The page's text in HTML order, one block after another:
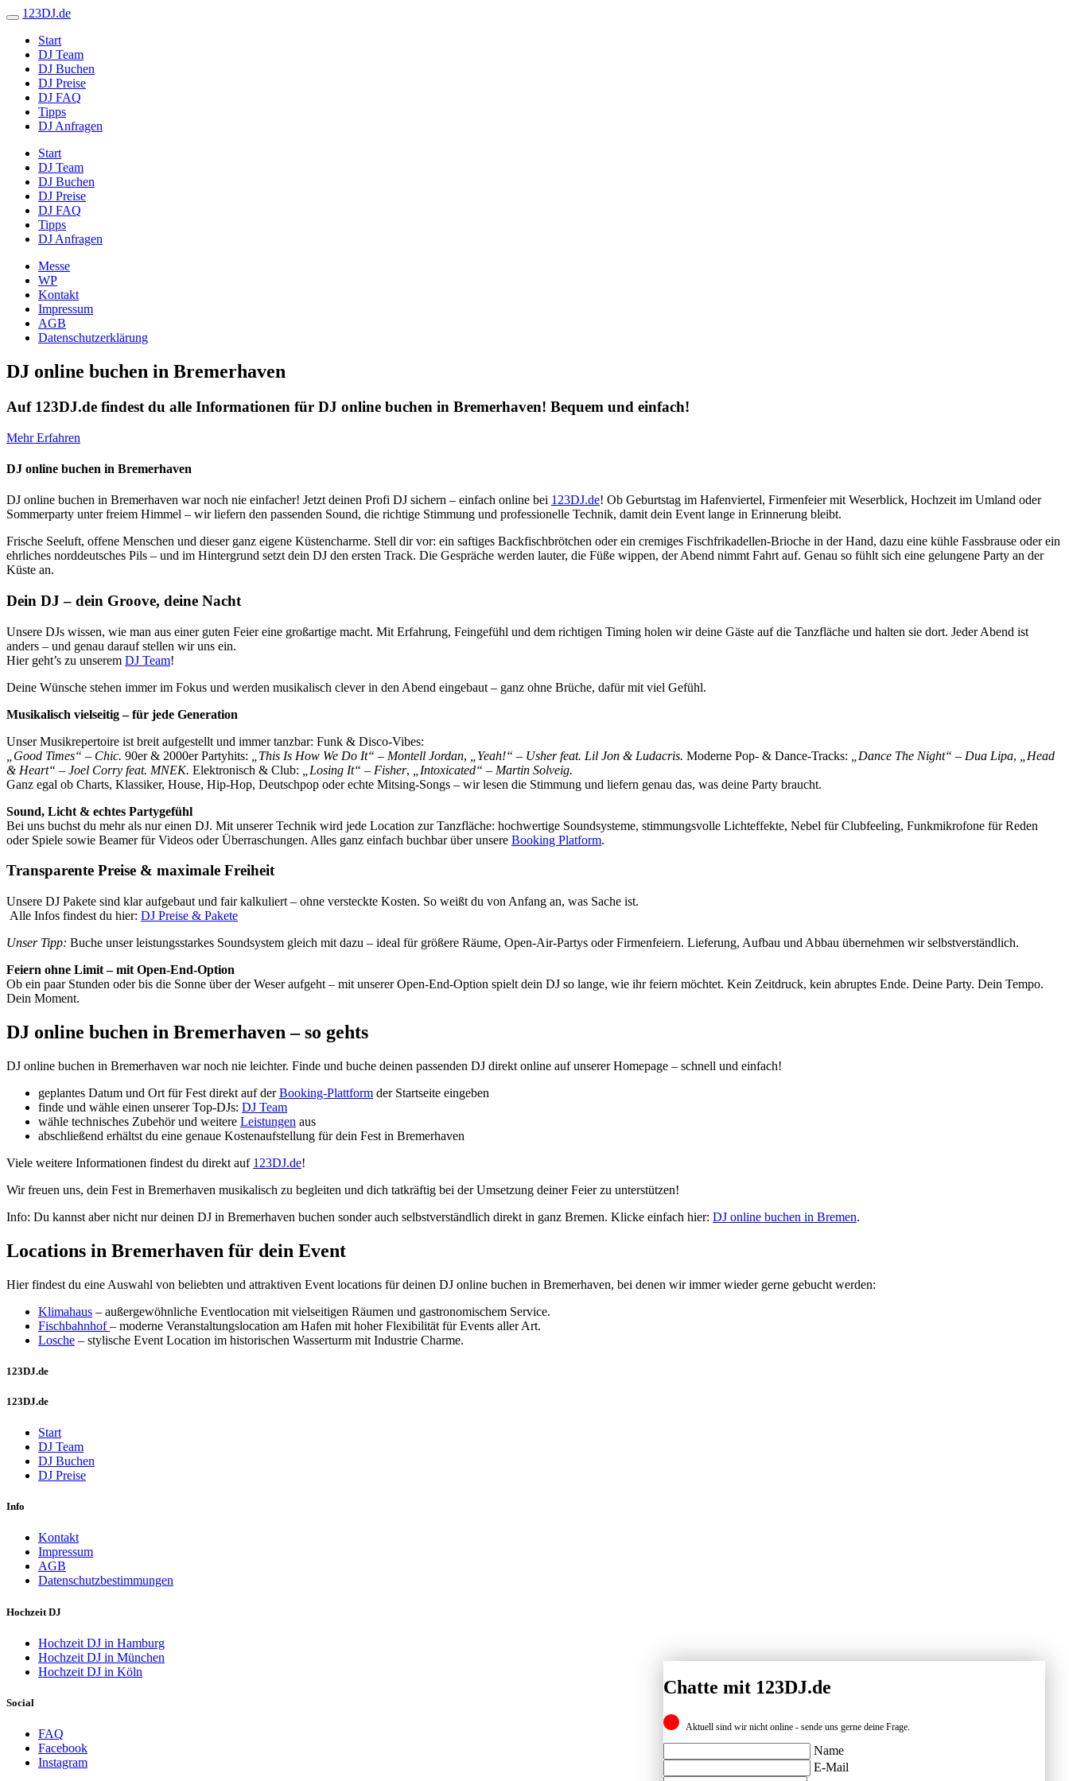
123DJ.de
Start
DJ Team
DJ Buchen
DJ Preise
DJ FAQ
Tipps
DJ Anfragen
Start
DJ Team
DJ Buchen
DJ Preise
DJ FAQ
Tipps
DJ Anfragen
Messe
WP
Kontakt
Impressum
AGB
Datenschutzerklärung
DJ online buchen in Bremerhaven
Auf 123DJ.de findest du alle Informationen für DJ online buchen in Bremerhaven! Bequem und einfach!
Mehr Erfahren
DJ online buchen in Bremerhaven
DJ online buchen in Bremerhaven war noch nie einfacher! Jetzt deinen Profi DJ sichern – einfach online bei 123DJ.de! Ob Geburtstag im Hafenviertel, Firmenfeier mit Weserblick, Hochzeit im Umland oder
Sommerparty unter freiem Himmel – wir liefern den passenden Sound, die richtige Stimmung und professionelle Technik, damit dein Event lange in Erinnerung bleibt.
Frische Seeluft, offene Menschen und dieser ganz eigene Küstencharme. Stell dir vor: ein saftiges Backfischbrötchen oder ein cremiges Fischfrikadellen-Brioche in der Hand, dazu eine kühle Fassbrause oder ein
ehrliches norddeutsches Pils – und im Hintergrund setzt dein DJ den ersten Track. Die Gespräche werden lauter, die Füße wippen, der Abend nimmt Fahrt auf. Genau so fühlt sich eine gelungene Party an der
Küste an.
Dein DJ – dein Groove, deine Nacht
Unsere DJs wissen, wie man aus einer guten Feier eine großartige macht. Mit Erfahrung, Feingefühl und dem richtigen Timing holen wir deine Gäste auf die Tanzfläche und halten sie dort. Jeder Abend ist
anders – und genau darauf stellen wir uns ein.
Hier geht’s zu unserem DJ Team!
Deine Wünsche stehen immer im Fokus und werden musikalisch clever in den Abend eingebaut – ganz ohne Brüche, dafür mit viel Gefühl.
Musikalisch vielseitig – für jede Generation
Unser Musikrepertoire ist breit aufgestellt und immer tanzbar: Funk & Disco-Vibes:
„Good Times“ – Chic. 90er & 2000er Partyhits: „This Is How We Do It“ – Montell Jordan, „Yeah!“ – Usher feat. Lil Jon & Ludacris. Moderne Pop- & Dance-Tracks: „Dance The Night“ – Dua Lipa,
„Head
& Heart“ – Joel Corry feat. MNEK. Elektronisch & Club: „Losing It“ – Fisher,
„Intoxicated“ – Martin Solveig.
Ganz egal ob Charts, Klassiker, House, Hip-Hop, Deutschpop oder echte Mitsing-Songs – wir lesen die Stimmung und liefern genau das, was deine Party braucht.
Sound, Licht & echtes Partygefühl
Bei uns buchst du mehr als nur einen DJ. Mit unserer Technik wird jede Location zur Tanzfläche: hochwertige Soundsysteme, stimmungsvolle Lichteffekte, Nebel für Clubfeeling, Funkmikrofone für Reden
oder Spiele sowie Beamer für Videos oder Überraschungen. Alles ganz einfach buchbar über unsere Booking Platform.
Transparente Preise & maximale Freiheit
Unsere DJ Pakete sind klar aufgebaut und fair kalkuliert – ohne versteckte Kosten. So weißt du von Anfang an, was Sache ist.
Alle Infos findest du hier: DJ Preise & Pakete
Unser Tipp: Buche unser leistungsstarkes Soundsystem gleich mit dazu – ideal für größere Räume, Open-Air-Partys oder Firmenfeiern. Lieferung, Aufbau und Abbau übernehmen wir selbstverständlich.
Feiern ohne Limit – mit Open-End-Option
Ob ein paar Stunden oder bis die Sonne über der Weser aufgeht – mit unserer Open-End-Option spielt dein DJ so lange, wie ihr feiern möchtet. Kein Zeitdruck, kein abruptes Ende. Deine Party. Dein Tempo.
Dein Moment.
DJ online buchen in Bremerhaven – so gehts
DJ online buchen in Bremerhaven war noch nie leichter. Finde und buche deinen passenden DJ direkt online auf unserer Homepage – schnell und einfach!
geplantes Datum und Ort für Fest direkt auf derBooking-Plattform der Startseite eingeben
finde und wähle einen unserer Top-DJs: DJ Team
wähle technisches Zubehör und weitere Leistungen aus
abschließend erhältst du eine genaue Kostenaufstellung für dein Fest in Bremerhaven
Viele weitere Informationen findest du direkt auf 123DJ.de!
Wir freuen uns, dein Fest in Bremerhaven musikalisch zu begleiten und dich tatkräftig bei der Umsetzung deiner Feier zu unterstützen!
Info: Du kannst aber nicht nur deinen DJ in Bremerhaven buchen sonder auch selbstverständlich direkt in ganz Bremen. Klicke einfach hier: DJ online buchen in Bremen.
Locations in Bremerhaven für dein Event
Hier findest du eine Auswahl von beliebten und attraktiven Event locations für deinen DJ online buchen in Bremerhaven, bei denen wir immer wieder gerne gebucht werden:
Klimahaus – außergewöhnliche Eventlocation mit vielseitigen Räumen und gastronomischem Service.
Fischbahnhof– moderne Veranstaltungslocation am Hafen mit hoher Flexibilität für Events aller Art.
Losche – stylische Event Location im historischen Wasserturm mit Industrie Charme.
123DJ.de
123DJ.de
Start
DJ Team
DJ Buchen
DJ Preise
Info
Kontakt
Impressum
AGB
Datenschutzbestimmungen
Hochzeit DJ
Hochzeit DJ in Hamburg
Hochzeit DJ in München
Hochzeit DJ in Köln
Social
FAQ
Facebook
Instagram
Chatte mit 123DJ.de
Aktuell sind wir nicht online - sende uns gerne deine Frage.
Name
E-Mail